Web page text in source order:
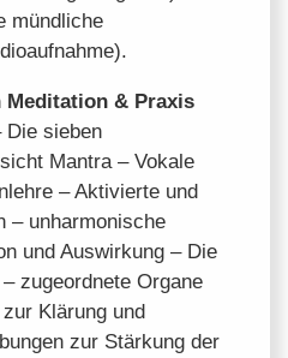
mündliche
Meditation & Praxis
Die sieben
Mantra – Vokale
– Aktivierte und
– unharmonische
und Auswirkung – Die
zugeordnete Organe
Klärung und
zur Stärkung der